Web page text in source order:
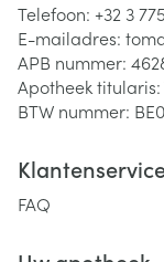
Telefoon: +32 3
E-mailadres:
APB nummer:
Apotheek titularis:
BTW nummer:
FAQ